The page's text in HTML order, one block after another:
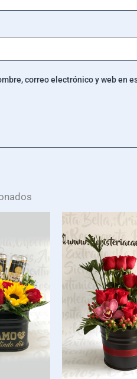
correo electrónico y web en